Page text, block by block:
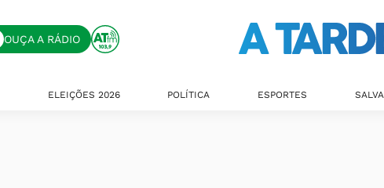
OUÇA A RÁDIO
ELEIÇÕES 2026 POLÍTICA ESPORTES